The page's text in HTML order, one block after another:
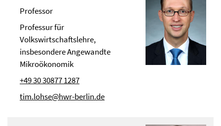
Professor
Professur für
Volkswirtschaftslehre,
insbesondere Angewandte
Mikroökonomik
+49 30 30877 1287
tim.lohse@hwr-berlin.de